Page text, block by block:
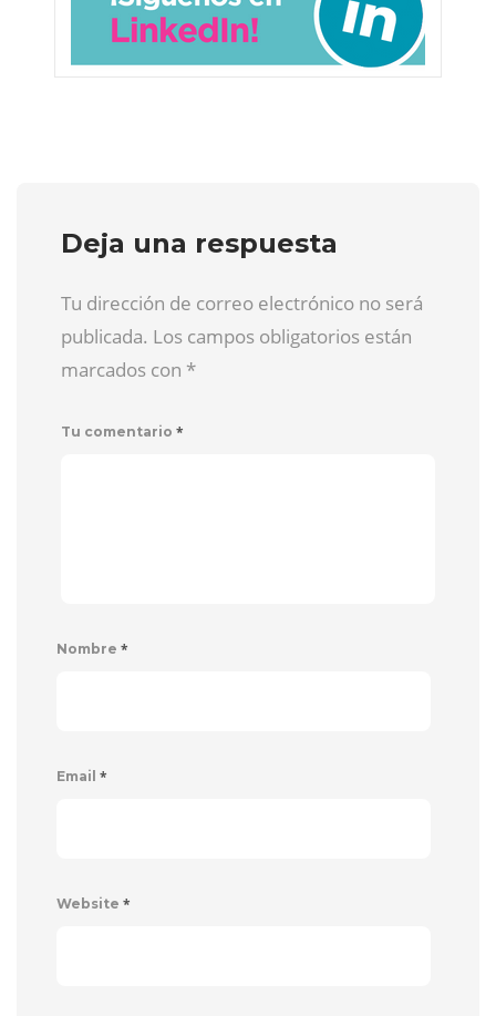
Deja una respuesta
Tu dirección de correo electrónico no será
publicada. Los campos obligatorios están
marcados con *
Tu comentario *
Nombre *
Email *
Website *